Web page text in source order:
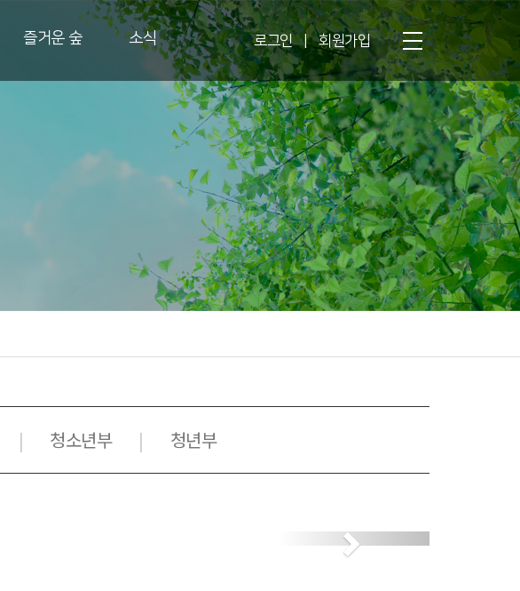
로그인 | 회원가입
즐거운 숲 소식
| 청소년부 | 청년부
Next